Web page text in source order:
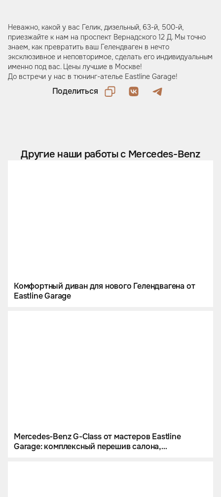
Неважно, какой у вас Гелик, дизельный, 63-й, 500-й,
приезжайте к нам на проспект Вернадского 12 Д. Мы точно
знаем, как превратить ваш Гелендваген в нечто
эксклюзивное и неповторимое, сделать его индивидуальным
именно под вас. Цены лучшие в Москве!
До встречи у нас в тюнинг-ателье Eastline Garage!
Поделиться
Другие наши работы с Mercedes-Benz
Комфортный диван для нового Гелендвагена от
Eastline Garage
Mercedes-Benz G-Class от мастеров Eastline
Garage: комплексный перешив салона,